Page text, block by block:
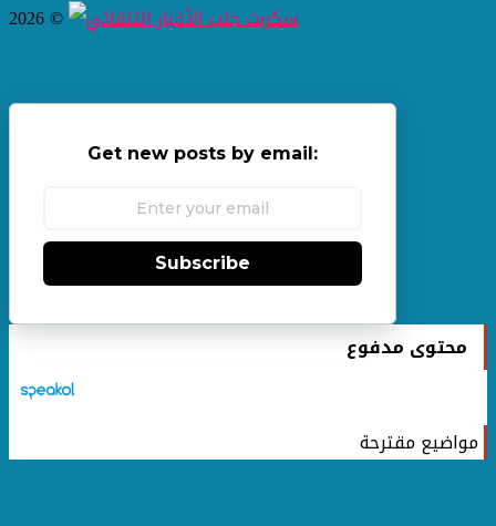
2026 ©
Get new posts by email:
Subscribe
محتوى مدفوع
مواضيع مقترحة